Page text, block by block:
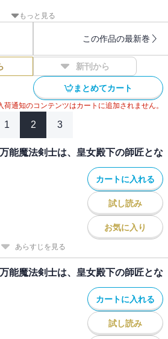
放された魔法剣士ソロンは、恩師に皇
紹介され、師匠になることを決意する。
いうフィリアは、半幽閉され孤独を抱え
リスが行方不明になっていたことを知
出するために作戦を立て、脅迫状通りに
っていた“秘密”を知ることになる――
もっと見る
この作品の最新巻
新刊から
まとめてカート
通知のコンテンツはカートに追加されません。
1 2 3
能魔法剣士は、皇女殿下の師匠とな
カートに入れる
試し読み
お気に入り
あらすじを見る
能魔法剣士は、皇女殿下の師匠とな
カートに入れる
試し読み